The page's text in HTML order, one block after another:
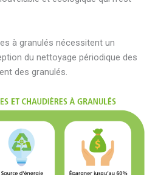
à granulés nécessitent un
du nettoyage périodique des
des granulés.